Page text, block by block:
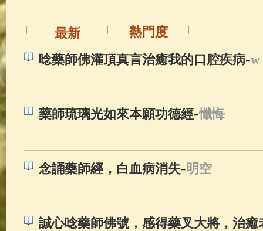
最新
熱門度
唸藥師佛灌頂真言治癒我的口腔疾病-w
藥師琉璃光如來本願功德經-懺悔
念誦藥師經，白血病消失-明空
誠心唸藥師佛號，感得藥叉大將，治